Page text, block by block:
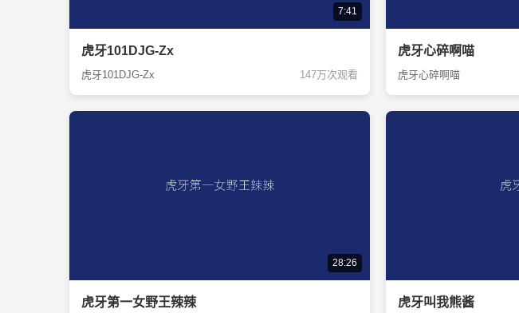
7:41
虎牙101DJG-Zx
虎牙101DJG-Zx 147万次观看
虎牙心碎啊喵
虎牙心碎啊喵
28:26
虎牙第一女野王辣辣 虎牙叫我熊酱